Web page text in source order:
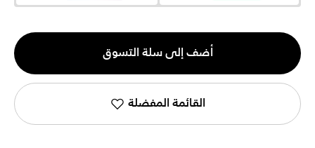
الكمية
1
أضف إلى سلة التسوق
القائمة المفضلة